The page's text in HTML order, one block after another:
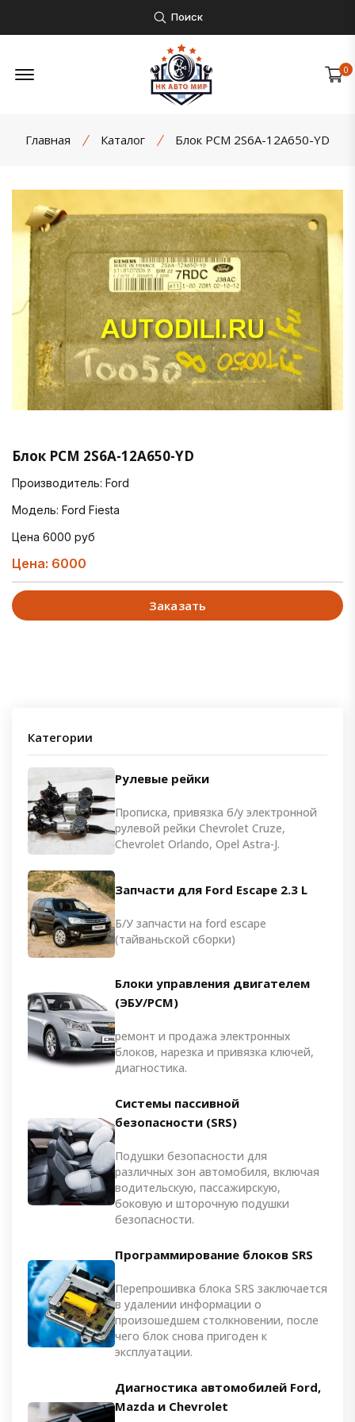
Поиск
Открыть боковое меню 0
Главная Каталог Блок PCM 2S6A-12A650-YD
Блок PCM 2S6A-12A650-YD
Производитель: Ford
Модель: Ford Fiesta
Цена 6000 руб
Цена: 6000
Заказать
Категории
Рулевые рейки
Прописка, привязка б/у электронной
рулевой рейки Chevrolet Cruze,
Chevrolet Orlando, Opel Astra-J.
Запчасти для Ford Escape 2.3 L
Б/У запчасти на ford escape
(тайваньской сборки)
Блоки управления двигателем
(ЭБУ/PCM)
ремонт и продажа электронных
блоков, нарезка и привязка ключей,
диагностика.
Системы пассивной
безопасности (SRS)
Подушки безопасности для
различных зон автомобиля, включая
водительскую, пассажирскую,
боковую и шторочную подушки
безопасности.
Программирование блоков SRS
Перепрошивка блока SRS заключается
в удалении информации о
произошедшем столкновении, после
чего блок снова пригоден к
эксплуатации.
Диагностика автомобилей Ford,
Mazda и Chevrolet